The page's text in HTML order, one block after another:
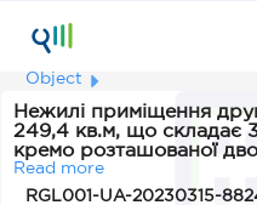
Object
Нежилі приміщення
249,4 кв.м, що складає
кремо розташованої
загальною площею 685,0
адресою: м. Одеса, вул.
Read more
RGL001-UA-20230315-